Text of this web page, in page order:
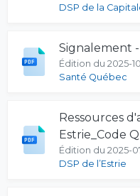
DSP de la
Signalement
Édition du 2025-
Santé Québec
Ressources
Estrie_Code
Édition du 2025-
DSP de l’Estrie